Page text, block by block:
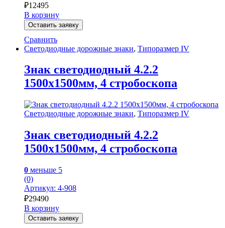
₽12495
В корзину
Оставить заявку
Сравнить
Светодиодные дорожные знаки, Типоразмер IV
Знак светодиодный 4.2.2
1500х1500мм, 4 стробоскопа
Светодиодные дорожные знаки, Типоразмер IV
Знак светодиодный 4.2.2
1500х1500мм, 4 стробоскопа
0 меньше 5
(0)
Артикул: 4-908
₽29490
В корзину
Оставить заявку